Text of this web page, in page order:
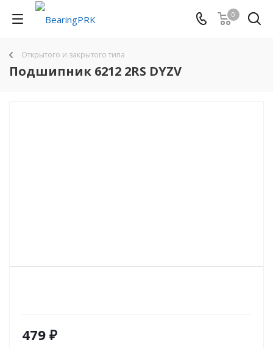
0
Открытого и закрытого типа
Подшипник 6212 2RS DYZV
479 ₽